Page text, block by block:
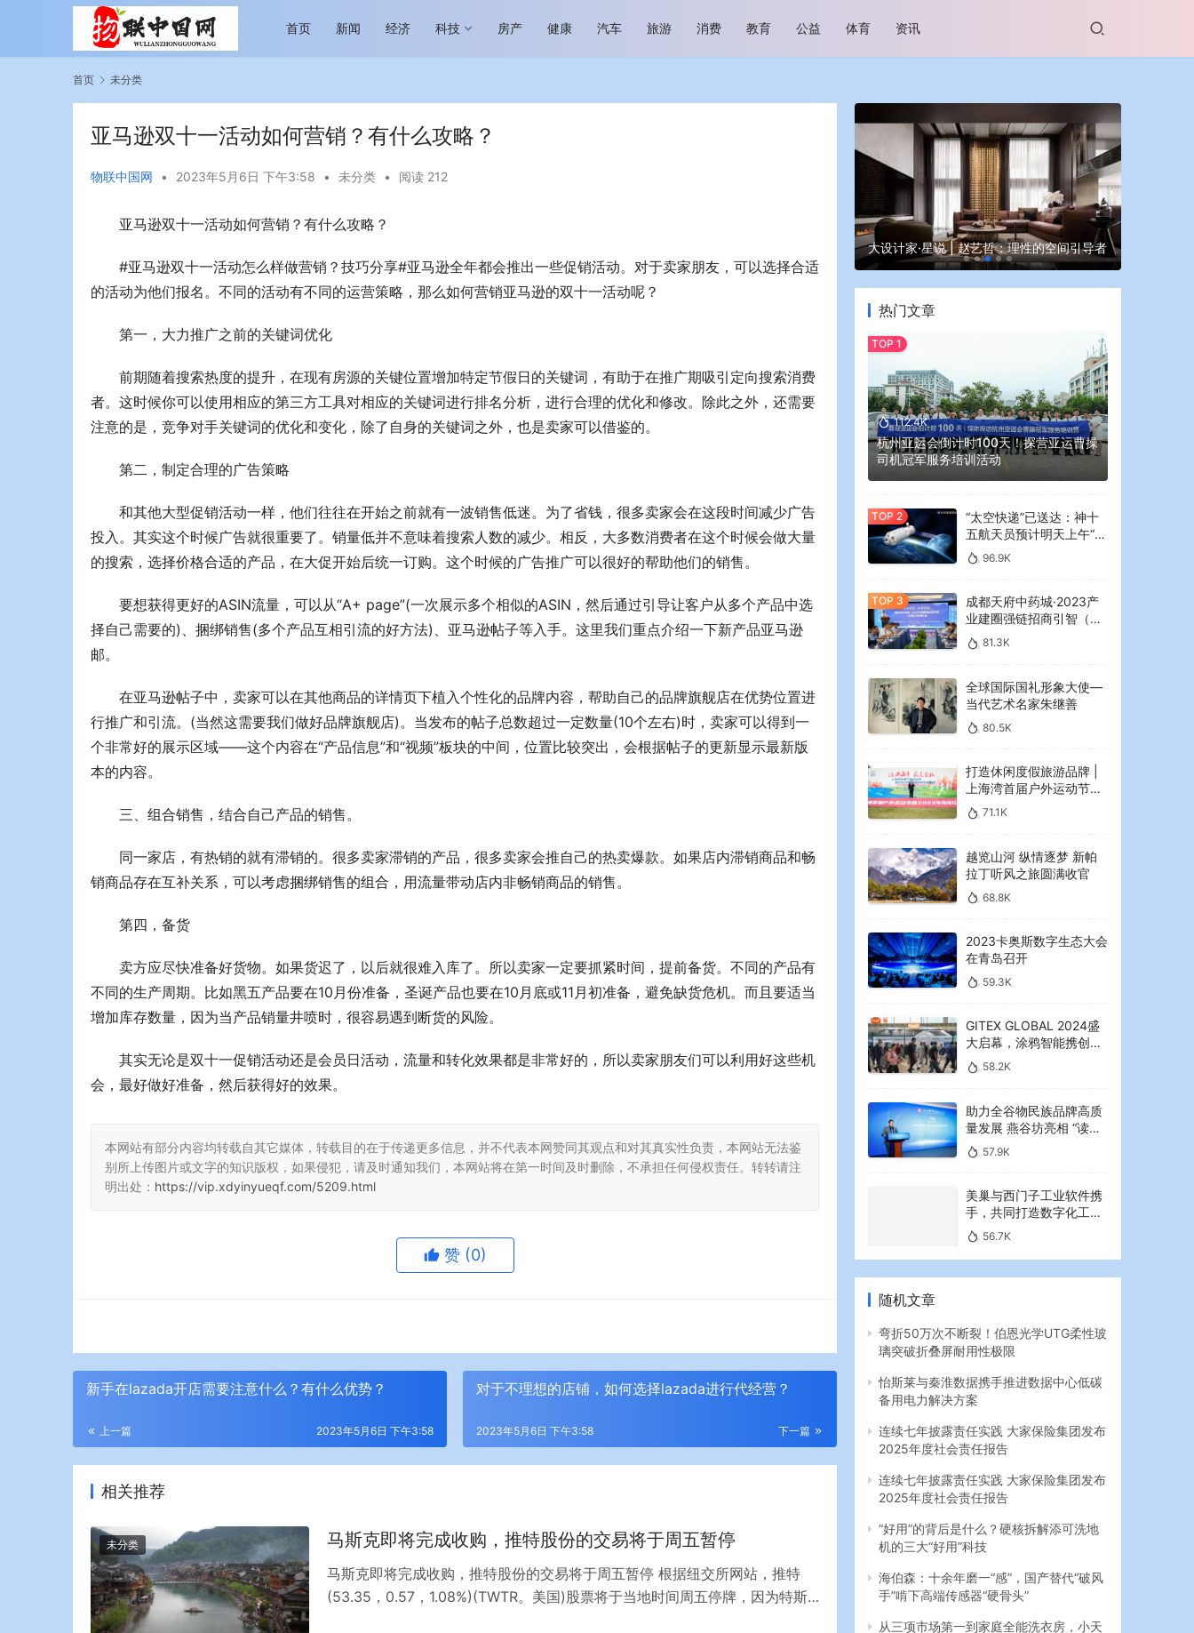
首页 新闻 经济 科技 房产 健康 汽车 旅游 消费 教育 公益 体育 资讯
首页 未分类
亚马逊双十一活动如何营销？有什么攻略？
物联中国网 • 2023年5月6日 下午3:58 • 未分类 • 阅读 212
亚马逊双十一活动如何营销？有什么攻略？
#亚马逊双十一活动怎么样做营销？技巧分享#亚马逊全年都会推出一些促销活动。对于卖家朋友，可以选择合适
的活动为他们报名。不同的活动有不同的运营策略，那么如何营销亚马逊的双十一活动呢？
第一，大力推广之前的关键词优化
前期随着搜索热度的提升，在现有房源的关键位置增加特定节假日的关键词，有助于在推广期吸引定向搜索消费
者。这时候你可以使用相应的第三方工具对相应的关键词进行排名分析，进行合理的优化和修改。除此之外，还需要
注意的是，竞争对手关键词的优化和变化，除了自身的关键词之外，也是卖家可以借鉴的。
第二，制定合理的广告策略
和其他大型促销活动一样，他们往往在开始之前就有一波销售低迷。为了省钱，很多卖家会在这段时间减少广告
投入。其实这个时候广告就很重要了。销量低并不意味着搜索人数的减少。相反，大多数消费者在这个时候会做大量
的搜索，选择价格合适的产品，在大促开始后统一订购。这个时候的广告推广可以很好的帮助他们的销售。
要想获得更好的ASIN流量，可以从“A+ page”(一次展示多个相似的ASIN，然后通过引导让客户从多个产品中选
择自己需要的)、捆绑销售(多个产品互相引流的好方法)、亚马逊帖子等入手。这里我们重点介绍一下新产品亚马逊
邮。
在亚马逊帖子中，卖家可以在其他商品的详情页下植入个性化的品牌内容，帮助自己的品牌旗舰店在优势位置进
行推广和引流。(当然这需要我们做好品牌旗舰店)。当发布的帖子总数超过一定数量(10个左右)时，卖家可以得到一
个非常好的展示区域——这个内容在“产品信息”和“视频”板块的中间，位置比较突出，会根据帖子的更新显示最新版
本的内容。
三、组合销售，结合自己产品的销售。
同一家店，有热销的就有滞销的。很多卖家滞销的产品，很多卖家会推自己的热卖爆款。如果店内滞销商品和畅
销商品存在互补关系，可以考虑捆绑销售的组合，用流量带动店内非畅销商品的销售。
第四，备货
卖方应尽快准备好货物。如果货迟了，以后就很难入库了。所以卖家一定要抓紧时间，提前备货。不同的产品有
不同的生产周期。比如黑五产品要在10月份准备，圣诞产品也要在10月底或11月初准备，避免缺货危机。而且要适当
增加库存数量，因为当产品销量井喷时，很容易遇到断货的风险。
其实无论是双十一促销活动还是会员日活动，流量和转化效果都是非常好的，所以卖家朋友们可以利用好这些机
会，最好做好准备，然后获得好的效果。
本网站有部分内容均转载自其它媒体，转载目的在于传递更多信息，并不代表本网赞同其观点和对其真实性负责，本网站无法鉴
别所上传图片或文字的知识版权，如果侵犯，请及时通知我们，本网站将在第一时间及时删除，不承担任何侵权责任。转转请注
明出处： https://vip.xdyinyueqf.com/5209.html
赞 (0)
新手在lazada开店需要注意什么？有什么优势？
上一篇 2023年5月6日 下午3:58
对于不理想的店铺，如何选择lazada进行代经营？
下一篇
2023年5月6日 下午3:58
相关推荐
未分类 马斯克即将完成收购，推特股份的交易将于周五暂停
马斯克即将完成收购，推特股份的交易将于周五暂停 根据纽交所网站，推特
(53.35，0.57，1.08%)(TWTR。美国)股票将于当地时间周五停牌，因为特斯
越览山河 纵情逐梦 新帕拉丁听风之旅即日
今年旅游市场进入恢复发展快车道 向“新”而
大设计家·星说 | 赵艺哲：理性的空间引导者
热门文章
112.4K
杭州亚运会倒计时100天！探营亚运曹操
司机冠军服务培训活动
“太空快递”已送达：神十
五航天员预计明天上午“拆
快递”96.9K
成都天府中药城·2023产
业建圈强链招商引智（大
湾区）专场推介会在广州
举行
81.3K
全球国际国礼形象大使—
当代艺术名家朱继善
80.5K
打造休闲度假旅游品牌 |
上海湾首届户外运动节暨
2023年海湾红叶节启幕
71.1K
越览山河 纵情逐梦 新帕
拉丁听风之旅圆满收官
68.8K
2023卡奥斯数字生态大会
在青岛召开
59.3K
GITEX GLOBAL 2024盛
大启幕，涂鸦智能携创新
AI解决方案引领中东可持
续未来
58.2K
助力全谷物民族品牌高质
量发展 燕谷坊亮相 “读懂
中国”国际会议
57.9K
美巢与西门子工业软件携
手，共同打造数字化工业
新篇章
56.7K
随机文章
弯折50万次不断裂！伯恩光学UTG柔性玻
璃突破折叠屏耐用性极限
怡斯莱与秦淮数据携手推进数据中心低碳
备用电力解决方案
连续七年披露责任实践 大家保险集团发布
2025年度社会责任报告
连续七年披露责任实践 大家保险集团发布
2025年度社会责任报告
“好用”的背后是什么？硬核拆解添可洗地
机的三大“好用”科技
海伯森：十余年磨一“感”，国产替代“破风
手”啃下高端传感器“硬骨头”
从三项市场第一到家庭全能洗衣房，小天